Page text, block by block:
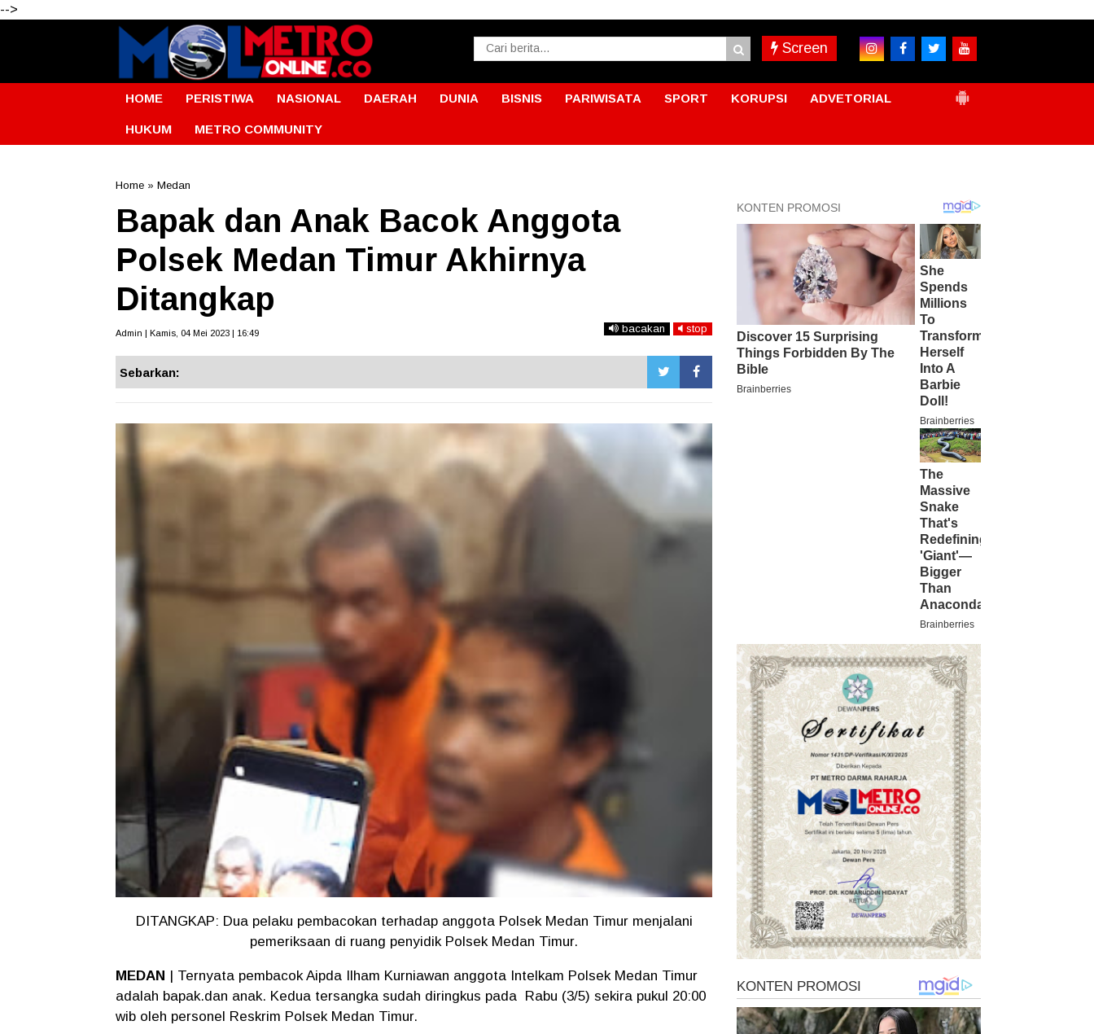
-->
Screen
HOME PERISTIWA NASIONAL DAERAH DUNIA BISNIS PARIWISATA SPORT KORUPSI ADVETORIAL
HUKUM METRO COMMUNITY
Home » Medan
Bapak dan Anak Bacok Anggota
Polsek Medan Timur Akhirnya
Ditangkap
Admin | Kamis, 04 Mei 2023 | 16:49 bacakan stop
Sebarkan:
DITANGKAP: Dua pelaku pembacokan terhadap anggota Polsek Medan Timur menjalani
pemeriksaan di ruang penyidik Polsek Medan Timur.
MEDAN | Ternyata pembacok Aipda Ilham Kurniawan anggota Intelkam Polsek Medan Timur
adalah bapak.dan anak. Kedua tersangka sudah diringkus pada Rabu (3/5) sekira pukul 20:00
wib oleh personel Reskrim Polsek Medan Timur.